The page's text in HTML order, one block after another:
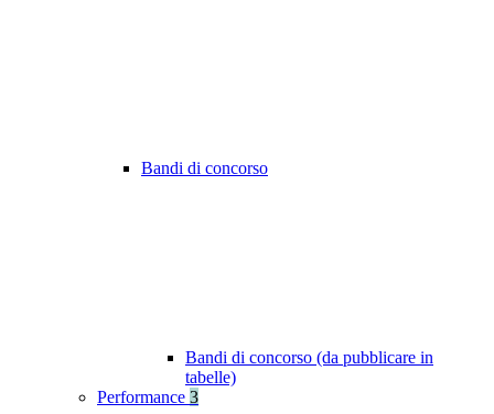
Bandi di concorso
Bandi di concorso (da pubblicare in
tabelle)
Performance 3